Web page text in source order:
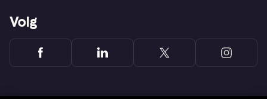
Volg